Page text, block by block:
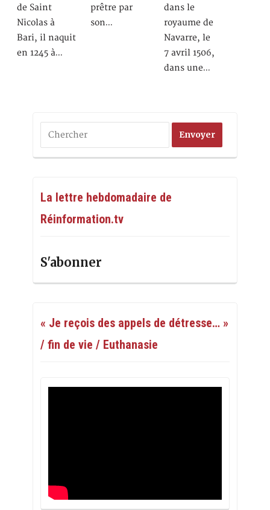
de Saint
Nicolas à
Bari, il naquit
en 1245 à…
prêtre par
son…
dans le
royaume de
Navarre, le
7 avril 1506,
dans une…
La lettre hebdomadaire de
Réinformation.tv
S'abonner
« Je reçois des appels de détresse… »
/ fin de vie / Euthanasie